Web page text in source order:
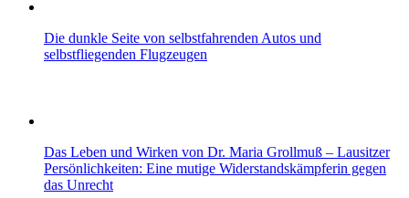
Die dunkle Seite von selbstfahrenden Autos und
selbstfliegenden Flugzeugen
Das Leben und Wirken von Dr. Maria Grollmuß – Lausitzer
Persönlichkeiten: Eine mutige Widerstandskämpferin gegen
das Unrecht